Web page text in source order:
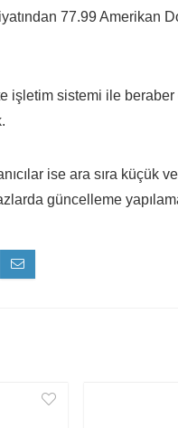
77.99 Amerikan
işletim sistemi ile
ise ara sıra küçük
güncelleme